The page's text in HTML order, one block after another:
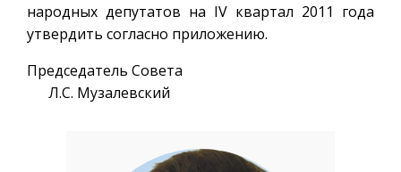
народных депутатов на IV квартал 2011 года
утвердить согласно приложению.
Председатель Совета
Л.С. Музалевский